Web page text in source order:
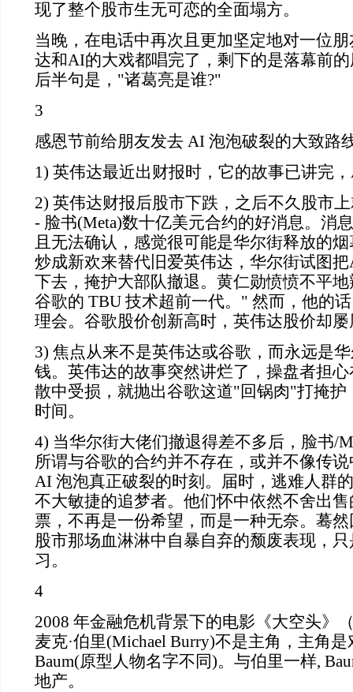
现了整个股市生无可恋的全面塌方。
当晚，在电话中再次且更加坚定地对一位
达和AI的大戏都唱完了，剩下的是落幕前
后半句是，"诸葛亮是谁?"
3
感恩节前给朋友发去 AI 泡泡破裂的大致路
1) 英伟达最近出财报时，它的故事已讲完
2) 英伟达财报后股市下跌，之后不久股市
- 脸书(Meta)数十亿美元合约的好消息。消
且无法确认，感觉很可能是华尔街释放的
炒成新欢来替代旧爱英伟达，华尔街试图
下去，掩护大部队撤退。黄仁勋愤愤不平
谷歌的 TBU 技术超前一代。" 然而，他的
理会。谷歌股价创新高时，英伟达股价却
3) 焦点从来不是英伟达或谷歌，而永远是
钱。英伟达的故事突然讲烂了，操盘者担
散中受损，就抛出谷歌这道"回锅肉"打掩护
时间。
4) 当华尔街大佬们撤退得差不多后，脸书/
所谓与谷歌的合约并不存在，或并不像传
AI 泡泡真正破裂的时刻。届时，逃难人群
不大敏捷的追梦者。他们怀中依然不舍出
票，不再是一份希望，而是一种无奈。蓦
股市那场血淋淋中自暴自弃的颓废表现，
习。
4
2008 年金融危机背景下的电影《大空头》
麦克·伯里(Michael Burry)不是主角，主角
Baum(原型人物名字不同)。与伯里一样,
地产。